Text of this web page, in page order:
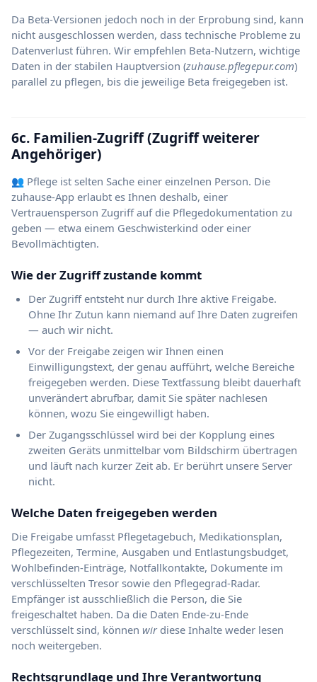
Da Beta-Versionen jedoch noch in der Erprobung sind, kann
nicht ausgeschlossen werden, dass technische Probleme zu
Datenverlust führen. Wir empfehlen Beta-Nutzern, wichtige
Daten in der stabilen Hauptversion (zuhause.pflegepur.com)
parallel zu pflegen, bis die jeweilige Beta freigegeben ist.
6c. Familien-Zugriff (Zugriff weiterer
Angehöriger)
👥 Pflege ist selten Sache einer einzelnen Person. Die
zuhause-App erlaubt es Ihnen deshalb, einer
Vertrauensperson Zugriff auf die Pflegedokumentation zu
geben — etwa einem Geschwisterkind oder einer
Bevollmächtigten.
Wie der Zugriff zustande kommt
Der Zugriff entsteht nur durch Ihre aktive Freigabe.
Ohne Ihr Zutun kann niemand auf Ihre Daten zugreifen
— auch wir nicht.
Vor der Freigabe zeigen wir Ihnen einen
Einwilligungstext, der genau aufführt, welche Bereiche
freigegeben werden. Diese Textfassung bleibt dauerhaft
unverändert abrufbar, damit Sie später nachlesen
können, wozu Sie eingewilligt haben.
Der Zugangsschlüssel wird bei der Kopplung eines
zweiten Geräts unmittelbar vom Bildschirm übertragen
und läuft nach kurzer Zeit ab. Er berührt unsere Server
nicht.
Welche Daten freigegeben werden
Die Freigabe umfasst Pflegetagebuch, Medikationsplan,
Pflegezeiten, Termine, Ausgaben und Entlastungsbudget,
Wohlbefinden-Einträge, Notfallkontakte, Dokumente im
verschlüsselten Tresor sowie den Pflegegrad-Radar.
Empfänger ist ausschließlich die Person, die Sie
freigeschaltet haben. Da die Daten Ende-zu-Ende
verschlüsselt sind, können wirdiese Inhalte weder lesen
noch weitergeben.
Rechtsgrundlage und Ihre Verantwortung